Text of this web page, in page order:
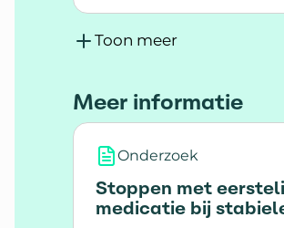
Toon meer
Meer informatie
Onderzoek
Stoppen met
medicatie bij